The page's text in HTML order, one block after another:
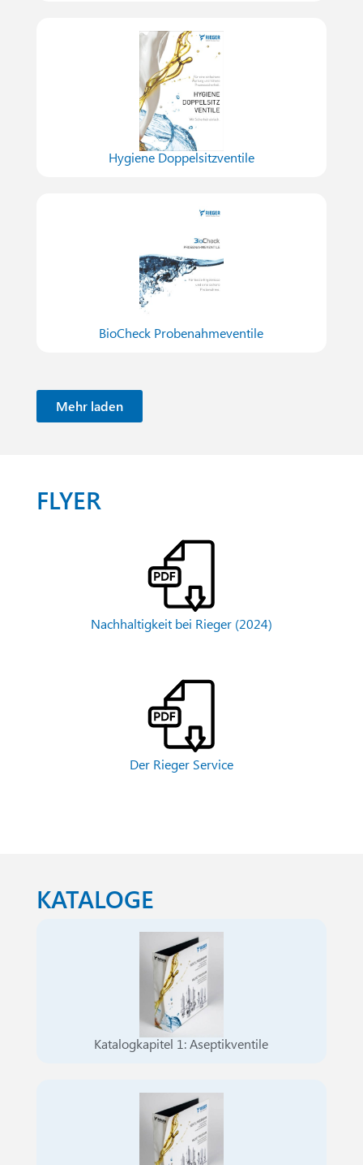
Hygiene Doppelsitzventile
BioCheck Probenahmeventile
Mehr laden
FLYER
Nachhaltigkeit bei Rieger (2024)
Der Rieger Service
KATALOGE
Katalogkapitel 1: Aseptikventile